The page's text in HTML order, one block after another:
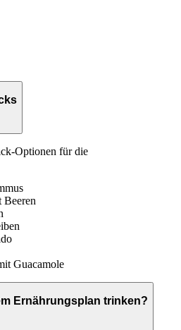
Optionen für die
Guacamole
Ernährungsplan trinken?